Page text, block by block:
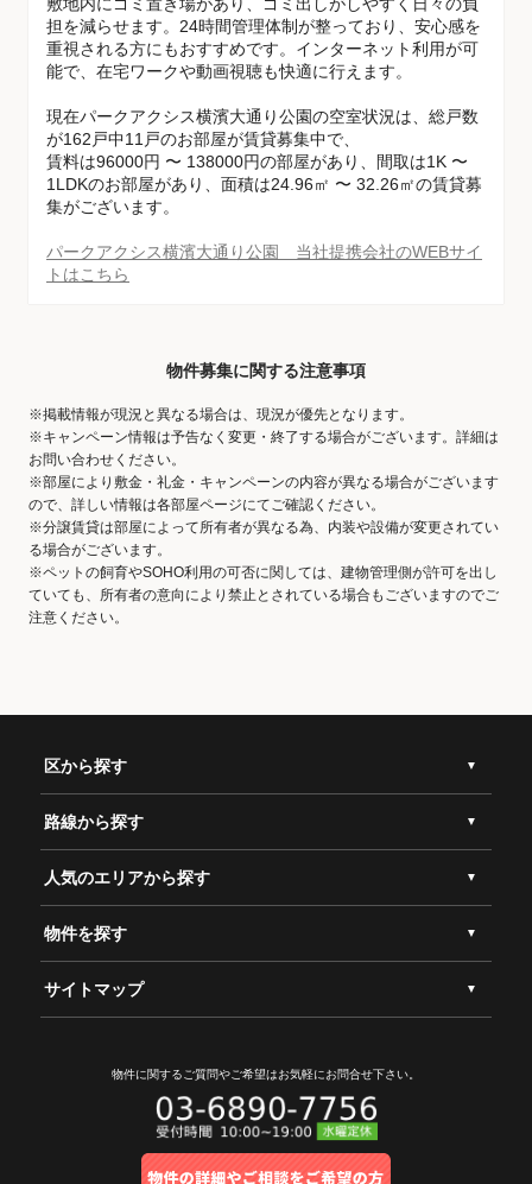
敷地内にゴミ置き場があり、ゴミ出しがしやすく日々の負
担を減らせます。24時間管理体制が整っており、安心感を
重視される方にもおすすめです。インターネット利用が可
能で、在宅ワークや動画視聴も快適に行えます。
現在パークアクシス横濱大通り公園の空室状況は、総戸数
が162戸中11戸のお部屋が賃貸募集中で、
賃料は96000円 〜 138000円の部屋があり、間取は1K 〜
1LDKのお部屋があり、面積は24.96㎡ 〜 32.26㎡の賃貸募
集がございます。
パークアクシス横濱大通り公園 当社提携会社のWEBサイ
トはこちら
物件募集に関する注意事項
※掲載情報が現況と異なる場合は、現況が優先となります。
※キャンペーン情報は予告なく変更・終了する場合がございます。詳細は
お問い合わせください。
※部屋により敷金・礼金・キャンペーンの内容が異なる場合がございます
ので、詳しい情報は各部屋ページにてご確認ください。
※分譲賃貸は部屋によって所有者が異なる為、内装や設備が変更されてい
る場合がございます。
※ペットの飼育やSOHO利用の可否に関しては、建物管理側が許可を出し
ていても、所有者の意向により禁止とされている場合もございますのでご
注意ください。
区から探す
路線から探す
人気のエリアから探す
物件を探す
サイトマップ
物件に関するご質問やご希望はお気軽にお問合せ下さい。